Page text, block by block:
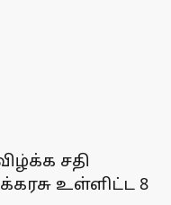
சதி
உள்ளிட்ட 8